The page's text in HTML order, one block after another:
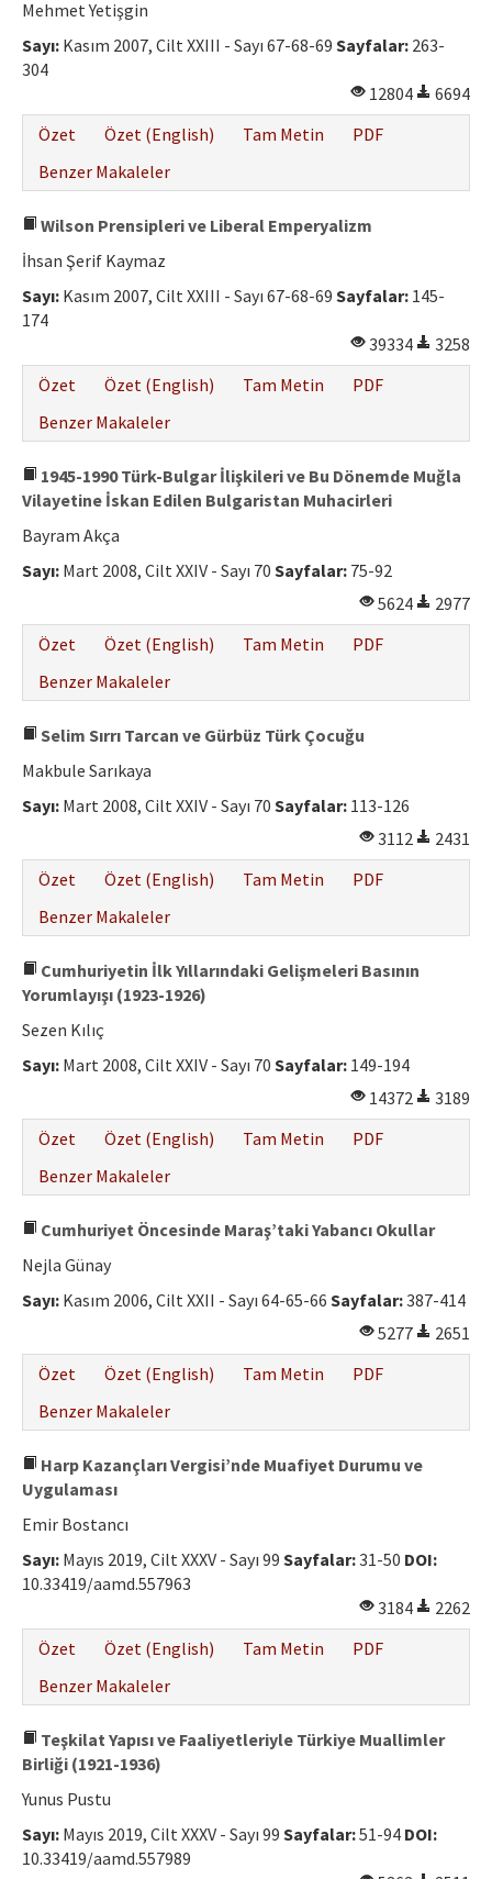
Mehmet Yetişgin
Sayı: Kasım 2007, Cilt XXIII - Sayı 67-68-69 Sayfalar: 263-
304
12804
6694
Özet
Özet (English) Tam Metin
PDF
Benzer Makaleler
Wilson Prensipleri ve Liberal Emperyalizm
İhsan Şerif Kaymaz
Sayı: Kasım 2007, Cilt XXIII - Sayı 67-68-69 Sayfalar: 145-
174
39334
3258
Özet
Özet (English) Tam Metin
PDF
Benzer Makaleler
1945-1990 Türk-Bulgar İlişkileri ve Bu Dönemde Muğla
Vilayetine İskan Edilen Bulgaristan Muhacirleri
Bayram Akça
Sayı: Mart 2008, Cilt XXIV - Sayı 70 Sayfalar: 75-92
5624
2977
Özet
Özet (English) Tam Metin
PDF
Benzer Makaleler
Selim Sırrı Tarcan ve Gürbüz Türk Çocuğu
Makbule Sarıkaya
Sayı: Mart 2008, Cilt XXIV - Sayı 70 Sayfalar: 113-126
3112
2431
Özet
Özet (English) Tam Metin
PDF
Benzer Makaleler
Cumhuriyetin İlk Yıllarındaki Gelişmeleri Basının
Yorumlayışı (1923-1926)
Sezen Kılıç
Sayı: Mart 2008, Cilt XXIV - Sayı 70 Sayfalar: 149-194
14372
3189
Özet
Özet (English) Tam Metin
PDF
Benzer Makaleler
Cumhuriyet Öncesinde Maraş’taki Yabancı Okullar
Nejla Günay
Sayı: Kasım 2006, Cilt XXII - Sayı 64-65-66 Sayfalar:387-414
5277
2651
Özet
Özet (English) Tam Metin
PDF
Benzer Makaleler
Harp Kazançları Vergisi’nde Muafiyet Durumu ve
Uygulaması
Emir Bostancı
Sayı: Mayıs 2019, Cilt XXXV - Sayı 99 Sayfalar:31-50 DOI:
10.33419/aamd.557963
3184
2262
Özet
Özet (English) Tam Metin
PDF
Benzer Makaleler
Teşkilat Yapısı ve Faaliyetleriyle Türkiye Muallimler
Birliği (1921-1936)
Yunus Pustu
Sayı: Mayıs 2019, Cilt XXXV - Sayı 99 Sayfalar:51-94 DOI:
10.33419/aamd.557989